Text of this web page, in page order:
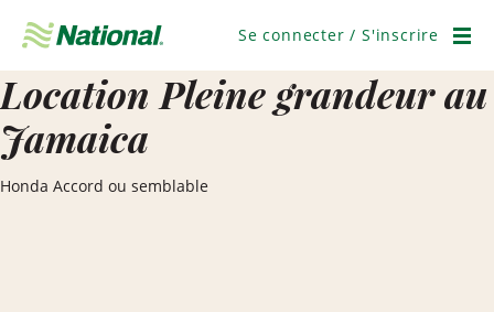
navigation
Se connecter / S'inscrire
Location Pleine grandeur au
Jamaica
Honda Accord ou semblable